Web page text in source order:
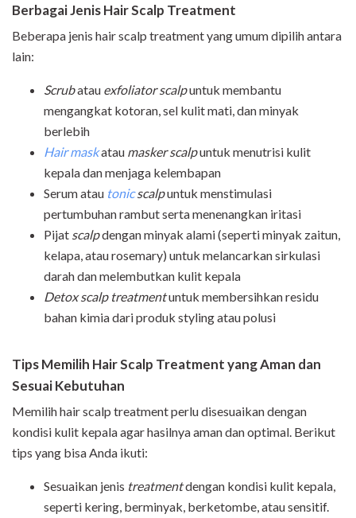
Berbagai Jenis Hair Scalp Treatment
Beberapa jenis hair scalp treatment yang umum dipilih antara
lain:
Scrubatau exfoliator scalpuntuk membantu
mengangkat kotoran, sel kulit mati, dan minyak
berlebih
Hair maskatau masker scalpuntuk menutrisi kulit
kepala dan menjaga kelembapan
Serum atau tonicscalpuntuk menstimulasi
pertumbuhan rambut serta menenangkan iritasi
Pijat scalpdengan minyak alami (seperti minyak zaitun,
kelapa, atau rosemary) untuk melancarkan sirkulasi
darah dan melembutkan kulit kepala
Detox scalp treatmentuntuk membersihkan residu
bahan kimia dari produk styling atau polusi
Tips Memilih Hair Scalp Treatment yang Aman dan
Sesuai Kebutuhan
Memilih hair scalp treatment perlu disesuaikan dengan
kondisi kulit kepala agar hasilnya aman dan optimal. Berikut
tips yang bisa Anda ikuti:
Sesuaikan jenis treatmentdengan kondisi kulit kepala,
seperti kering, berminyak, berketombe, atau sensitif.